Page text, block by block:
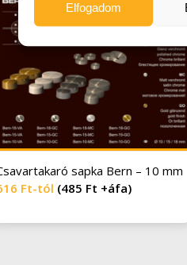
Elfogadom
sapka Bern – 10 mm
Ft-tól (485 Ft +áfa)